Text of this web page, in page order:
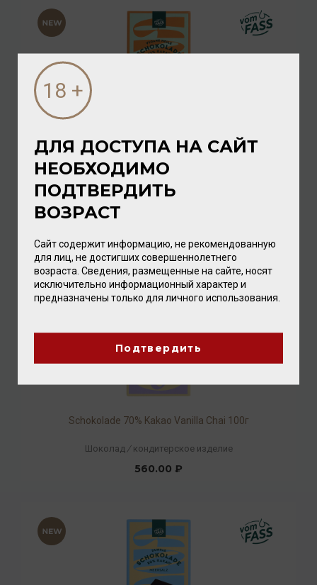
Schokolade 42% Kakao Cashew Salted Caramel 100г
Шоколад/ кондитерское изделие
Schokolade 70% Kakao Vanilla Chai 100г
Шоколад / кондитерское изделие
560.00 ₽
ДЛЯ ДОСТУПА НА САЙТ
НЕОБХОДИМО
ПОДТВЕРДИТЬ
ВОЗРАСТ
Сайт содержит информацию, не рекомендованную
для лиц, не достигших совершеннолетнего
возраста. Сведения, размещенные на сайте, носят
исключительно информационный характер и
предназначены только для личного использования.
Подтвердить